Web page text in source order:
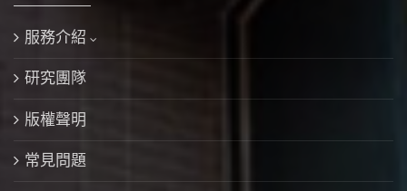
服務介紹
研究團隊
版權聲明
常見問題